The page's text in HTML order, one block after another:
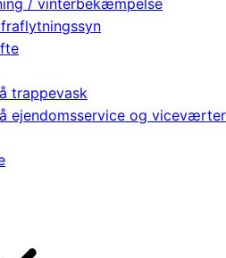
/ vinterbekæmpelse
trappevask
ejendomsservice og viceværter